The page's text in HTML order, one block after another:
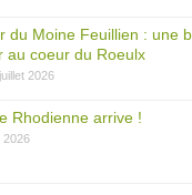
du Moine Feuillien : une
au coeur du Roeulx
2026
Rhodienne arrive !
2026